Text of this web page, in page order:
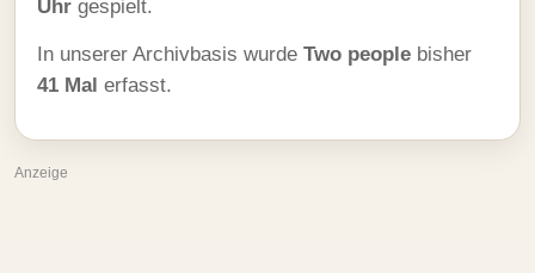
Uhr gespielt.
In unserer Archivbasis wurde Two people bisher
41 Mal erfasst.
Anzeige